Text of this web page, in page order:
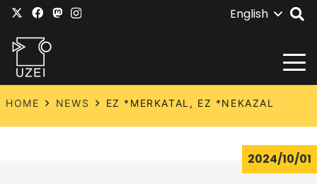
English
HOME NEWS EZ *MERKATAL, EZ *NEKAZAL
2024/10/01